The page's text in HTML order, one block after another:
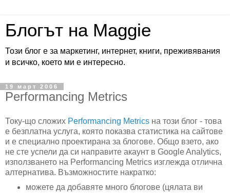
Блогът на Maggie
Този блог е за маркетинг, интернет, книги, преживявания
и всичко, което ми е интересно.
19 март 2006
Performancing Metrics
Току-що сложих Performancing Metrics на този блог - това
е безплатна услуга, която показва статистика на сайтове
и е специално проектирана за блогове. Общо взето, ако
не сте успели да си направите акаунт в Google Analytics,
използването на Performancing Metrics изглежда отлична
алтернатива. Възможностите накратко:
можете да добавяте много блогове (цялата ви